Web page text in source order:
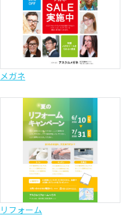
メガネ
リフォーム